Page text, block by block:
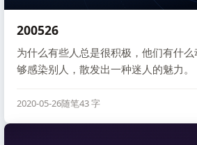
200526
为什么有些人总是很积极，他们有什
够感染别人，散发出一种迷人的魅力。
2020-05-26随笔43 字